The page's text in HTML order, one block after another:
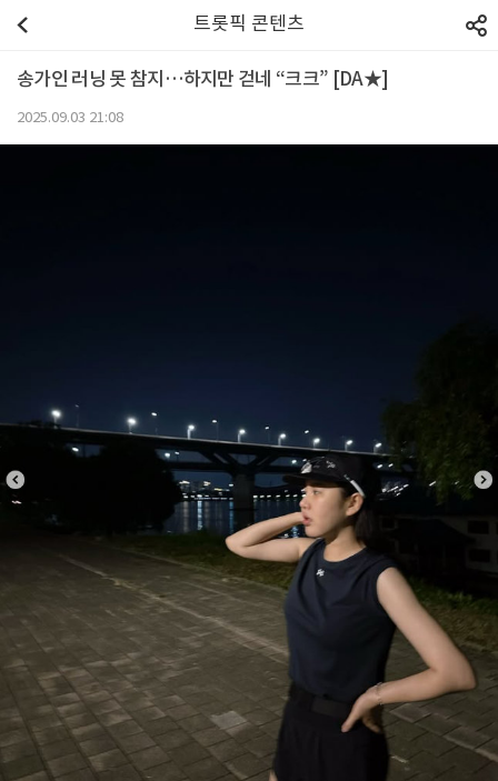
트롯픽 콘텐츠
송가인 러닝 못 참지…하지만 걷네 “크크” [DA★]
2025.09.03 21:08